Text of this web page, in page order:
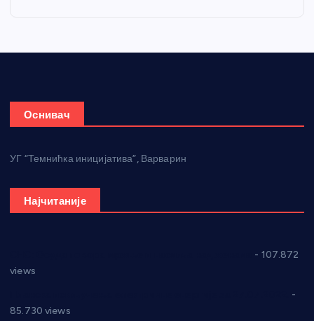
Оснивач
УГ “Темнићка иницијатива”, Варварин
Најчитаније
- 107.872
views
-
85.730 views